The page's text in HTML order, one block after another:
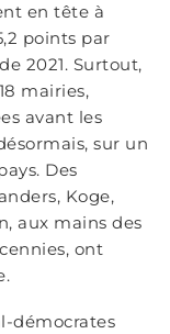
en tête à
points par
2021. Surtout,
mairies,
avant les
sur un
Des
Koge,
aux mains des
ont
démocrates